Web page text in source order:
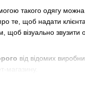
такого одягу
те, щоб надати
щоб візуально звузити
від відомих
магазину.